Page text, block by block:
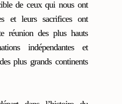
de ceux qui nous ont
et leurs sacrifices ont
réunion des plus hauts
indépendantes et
plus grands continents